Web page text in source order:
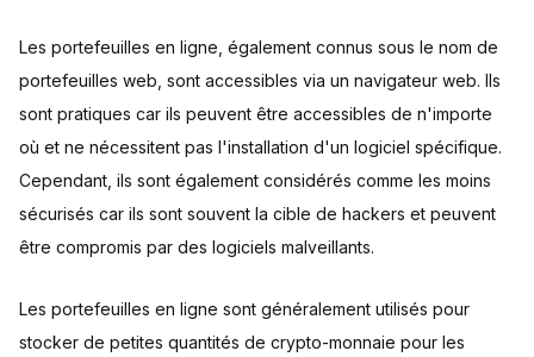
Les portefeuilles en ligne, également connus sous le nom de
portefeuilles web, sont accessibles via un navigateur web. Ils
sont pratiques car ils peuvent être accessibles de n'importe
où et ne nécessitent pas l'installation d'un logiciel spécifique.
Cependant, ils sont également considérés comme les moins
sécurisés car ils sont souvent la cible de hackers et peuvent
être compromis par des logiciels malveillants.
Les portefeuilles en ligne sont généralement utilisés pour
stocker de petites quantités de crypto-monnaie pour les